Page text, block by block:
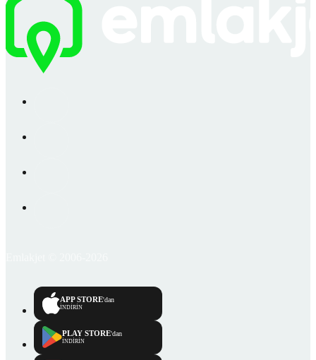
APP STORE'dan
İNDİRİN
PLAY STORE'dan
İNDİRİN